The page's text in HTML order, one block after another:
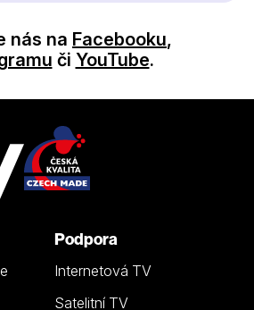
nás na Facebooku,
či YouTube.
Podpora
Internetová TV
Satelitní TV